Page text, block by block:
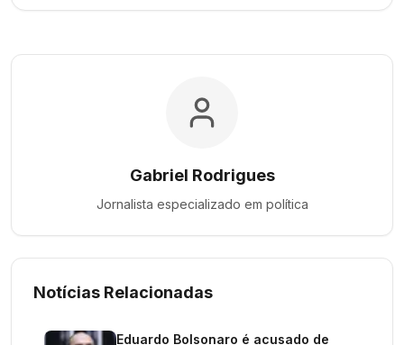
Gabriel Rodrigues
Jornalista especializado em política
Notícias Relacionadas
Eduardo Bolsonaro é acusado de